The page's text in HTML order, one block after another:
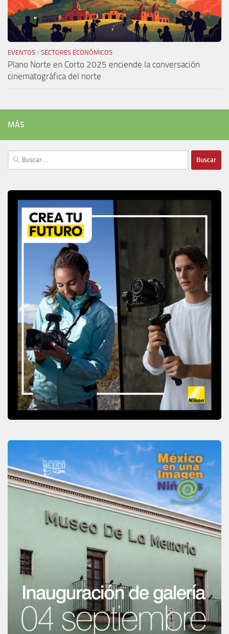
EVENTOS / SECTORES ECONÓMICOS
Plano Norte en Corto 2025 enciende la conversación
cinematográfica del norte
MÁS
Buscar: